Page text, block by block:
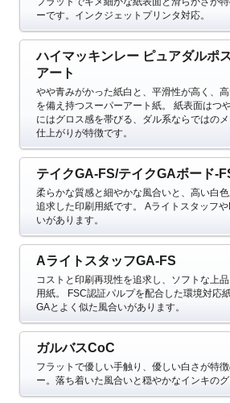
ーです。インクジェットプリンタ対応。
ハイマッキンレー ピュアダルポ
アート
やや青みがかった紙白と、平滑性が高く、
を備え持つスーパーアート紙。 紙表面はつ
にはグロス感を帯びる、ダル系ならではの
仕上がりが特徴です。
テイクGA-FS/テイクGAボード-
柔らかな質感と細やかな風合いと、高い白
追求した印刷用紙です。 Aライトスタッフ
いがあります。
AライトスタッフGA-FS
コストと印刷再現性を追求し、ソフトな上
用紙。
FSC認証パルプを配合した環境対応
GAとよく似た風合いがあります。
ガルバスCoC
フラットで優しい手触り、優しい白さが特
ー。落ち着いた風合いと穏やかなインキのグ